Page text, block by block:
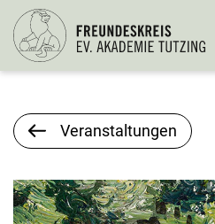
Veranstaltungen